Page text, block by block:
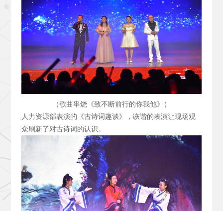
（歌曲串烧《致不断前行的你我他》）
人力资源部表演的《古诗词趣谈》，诙谐的表演让现场观
众刷新了对古诗词的认识。